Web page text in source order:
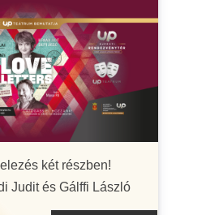
két részben!
Judit és Gálffi László